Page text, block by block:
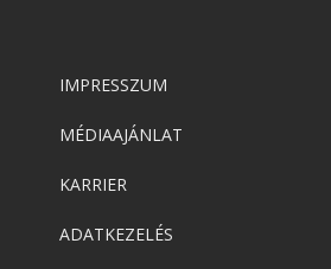
IMPRESSZUM
MÉDIAAJÁNLAT
KARRIER
ADATKEZELÉS